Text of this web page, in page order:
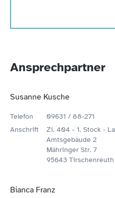
Ansprechpartner
Susanne Kusche
Telefon
09631 / 88-271
Anschrift
Zi. 404 - 1. Stock -
Amtsgebäude 2
Mähringer Str. 7
95643 Tirschenreuth
Bianca Franz